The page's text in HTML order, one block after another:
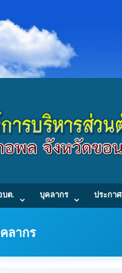
บต. บุคลากร ประกาศ
ลากร